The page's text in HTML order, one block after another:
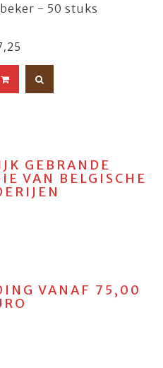
- 50 stuks
GEBRANDE
VAN BELGISCHE
VANAF 75,00